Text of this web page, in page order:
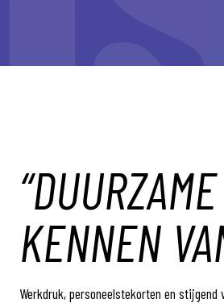
KENNEN
Werkdruk, personeelstekorten en